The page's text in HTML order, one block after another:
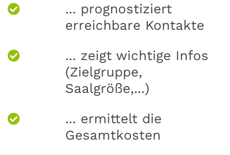
... prognostiziert
erreichbare Kontakte
... zeigt wichtige Infos
(Zielgruppe,
Saalgröße,...)
... ermittelt die
Gesamtkosten